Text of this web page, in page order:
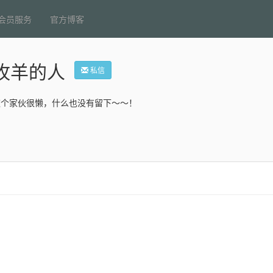
员服务 官方博客
羊的人 私信
家伙很懒，什么也没有留下～～！